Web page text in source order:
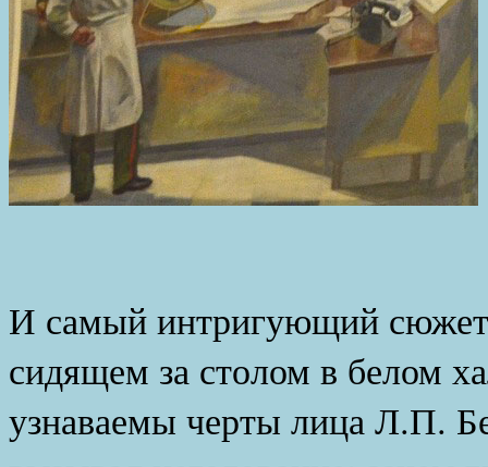
И самый интригующий
сидящем за столом в белом
узнаваемы черты лица Л.П.